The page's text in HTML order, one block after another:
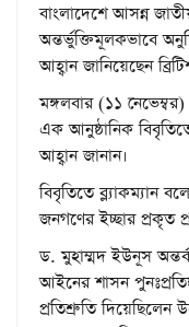
বাংলাদেশে আসন্ন
অন্তর্ভুক্তিমূলকভাবে
আহ্বান জানিয়েছেন
মঙ্গলবার (১১
এক আনুষ্ঠানিক
আহ্বান জানান।
বিবৃতিতে ব্ল্যাকম্যান
জনগণের ইচ্ছার প্রকৃত
ড. মুহাম্মদ ইউনূস
আইনের শাসন
প্রতিশ্রুতি দিয়েছিলেন